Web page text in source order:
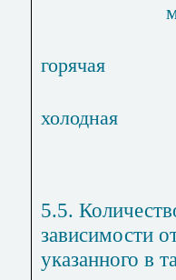
горячая
холодная
5.5.
зависимости
указанного в